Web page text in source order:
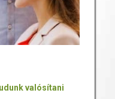
valósítani